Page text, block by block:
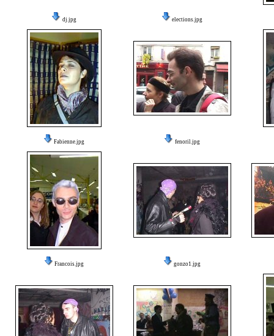
dj.jpg elections.jpg
Fabienne.jpg fenoril.jpg
Francois.jpg gonzo1.jpg